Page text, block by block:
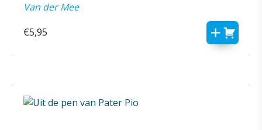
Van der Mee
€5,95